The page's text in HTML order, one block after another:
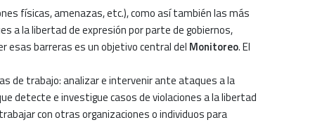
físicas, amenazas, etc.), como así también las más
a la libertad de expresión por parte de gobiernos,
esas barreras es un objetivo central del Monitoreo. El
de trabajo: analizar e intervenir ante ataques a la
detecte e investigue casos de violaciones a la libertad
con otras organizaciones o individuos para